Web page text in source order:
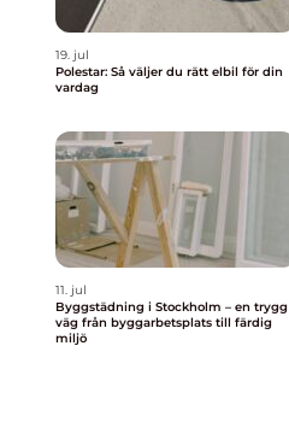
19. jul
Polestar: Så väljer du rätt elbil för din
vardag
11. jul
Byggstädning i Stockholm – en trygg
väg från byggarbetsplats till färdig
miljö